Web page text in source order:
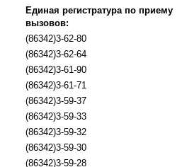
Единая регистратура по приему
вызовов:
(86342)3-62-80
(86342)3-62-64
(86342)3-61-90
(86342)3-61-71
(86342)3-59-37
(86342)3-59-33
(86342)3-59-32
(86342)3-59-30
(86342)3-59-28